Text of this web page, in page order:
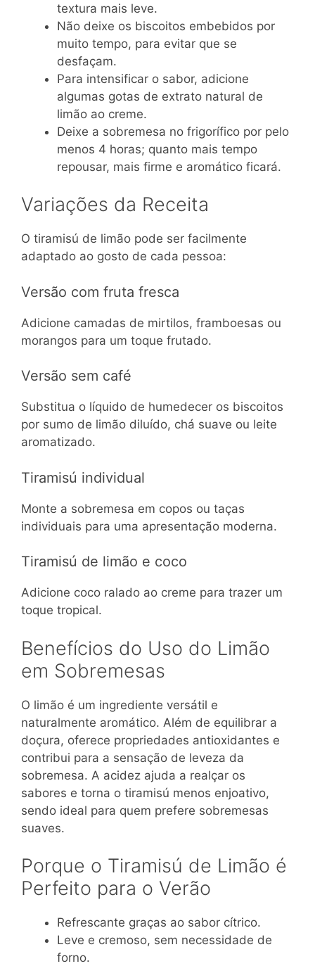
textura mais leve.
Não deixe os biscoitos embebidos por
muito tempo, para evitar que se
desfaçam.
Para intensificar o sabor, adicione
algumas gotas de extrato natural de
limão ao creme.
Deixe a sobremesa no frigorífico por pelo
menos 4 horas; quanto mais tempo
repousar, mais firme e aromático ficará.
Variações da Receita
O tiramisú de limão pode ser facilmente
adaptado ao gosto de cada pessoa:
Versão com fruta fresca
Adicione camadas de mirtilos, framboesas ou
morangos para um toque frutado.
Versão sem café
Substitua o líquido de humedecer os biscoitos
por sumo de limão diluído, chá suave ou leite
aromatizado.
Tiramisú individual
Monte a sobremesa em copos ou taças
individuais para uma apresentação moderna.
Tiramisú de limão e coco
Adicione coco ralado ao creme para trazer um
toque tropical.
Benefícios do Uso do Limão
em Sobremesas
O limão é um ingrediente versátil e
naturalmente aromático. Além de equilibrar a
doçura, oferece propriedades antioxidantes e
contribui para a sensação de leveza da
sobremesa. A acidez ajuda a realçar os
sabores e torna o tiramisú menos enjoativo,
sendo ideal para quem prefere sobremesas
suaves.
Porque o Tiramisú de Limão é
Perfeito para o Verão
Refrescante graças ao sabor cítrico.
Leve e cremoso, sem necessidade de
forno.